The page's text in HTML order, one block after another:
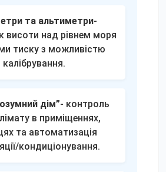
та альтиметри-
висоти над рівнем моря
тиску з можливістю
калібрування.
дім”- контроль
в приміщеннях,
та автоматизація
кондиціонування.